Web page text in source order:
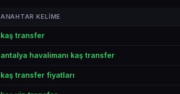
ANAHTAR KELIME
kaş transfer
antalya havalimanı kaş transfer
kaş transfer fiyatları